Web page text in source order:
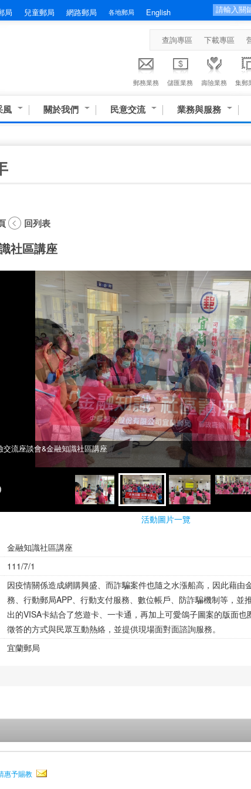
局 兒童郵局 網路郵局 各地郵局 English
查詢專區 下載專區
郵務業務 儲匯業務 壽險業務 集郵
風 關於我們 民意交流 業務與服務
回列表
社區講座
交流座談會&金融知識社區講座
交流座談會&金融知識社區講座
活動圖片一覽
金融知識社區講座
111/7/1
因疫情關係造成網購興盛、而詐騙案件也隨之水漲船高，因此藉由
務、行動郵局APP、行動支付服務、數位帳戶、防詐騙機制等，並
出的VISA卡結合了悠遊卡、一卡通，再加上可愛鴿子圖案的版面
徵答的方式與民眾互動熱絡，並提供現場面對面諮詢服務。
宜蘭郵局
惠予賜教